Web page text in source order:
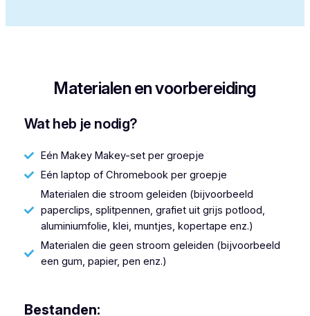
Materialen en voorbereiding
Wat heb je nodig?
Eén Makey Makey-set per groepje
Eén laptop of Chromebook per groepje
Materialen die stroom geleiden (bijvoorbeeld
paperclips, splitpennen, grafiet uit grijs potlood,
aluminiumfolie, klei, muntjes, kopertape enz.)
Materialen die geen stroom geleiden (bijvoorbeeld
een gum, papier, pen enz.)
Bestanden: